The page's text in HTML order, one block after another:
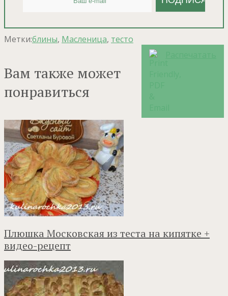
Метки:блины, Масленица, тесто
Вам также может
понравиться
Плюшка Московская из теста на кипятке +
видео-рецепт